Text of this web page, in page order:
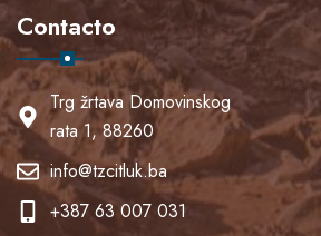
Contacto
Trg žrtava Domovinskog
rata 1, 88260
info@tzcitluk.ba
+387 63 007 031